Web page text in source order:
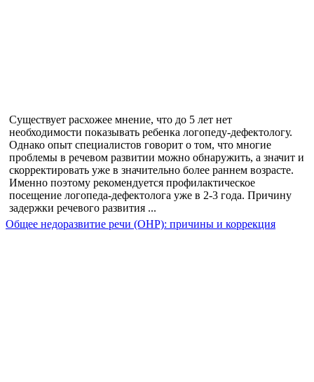
Существует расхожее мнение, что до 5 лет нет
необходимости показывать ребенка логопеду-дефектологу.
Однако опыт специалистов говорит о том, что многие
проблемы в речевом развитии можно обнаружить, а значит и
скорректировать уже в значительно более раннем возрасте.
Именно поэтому рекомендуется профилактическое
посещение логопеда-дефектолога уже в 2-3 года. Причину
задержки речевого развития ...
Общее недоразвитие речи (ОНР): причины и коррекция